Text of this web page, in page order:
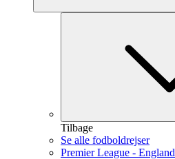
Tilbage
Se alle fodboldrejser
Premier League - England